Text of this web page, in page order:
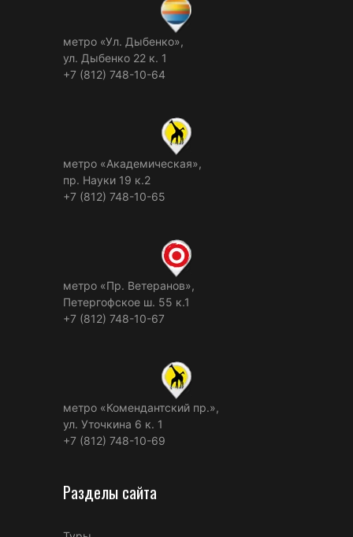
метро «Ул. Дыбенко»,
ул. Дыбенко 22 к. 1
+7 (812) 748-10-64
метро «Академическая»,
пр. Науки 19 к.2
+7 (812) 748-10-65
метро «Пр. Ветеранов»,
Петергофское ш. 55 к.1
+7 (812) 748-10-67
метро «Комендантский пр.»,
ул. Уточкина 6 к. 1
+7 (812) 748-10-69
Разделы сайта